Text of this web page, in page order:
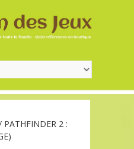
PATHFINDER 2 :